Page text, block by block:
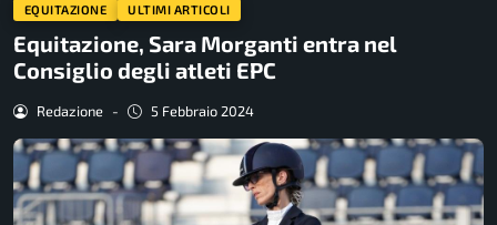
EQUITAZIONE ULTIMI ARTICOLI
Equitazione, Sara Morganti entra nel
Consiglio degli atleti EPC
Redazione - 5 Febbraio 2024